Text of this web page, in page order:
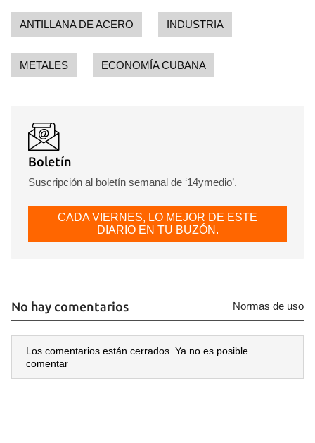
ANTILLANA DE ACERO INDUSTRIA
METALES ECONOMÍA CUBANA
Boletín
Suscripción al boletín semanal de ‘14ymedio’.
CADA VIERNES, LO MEJOR DE ESTE
DIARIO EN TU BUZÓN.
No hay comentarios Normas de uso
Los comentarios están cerrados. Ya no es posible
comentar